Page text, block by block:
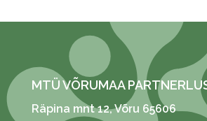
MTÜ VÕRUMAA
Räpina mnt 12, Võru 65606